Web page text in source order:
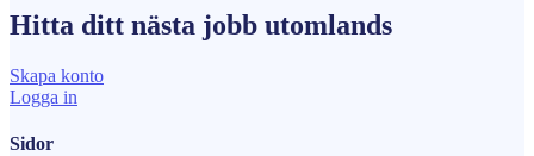
Hitta ditt nästa jobb utomlands
Skapa konto
Logga in
Sidor